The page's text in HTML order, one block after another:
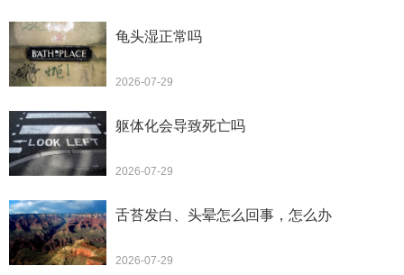
龟头湿正常吗
2026-07-29
躯体化会导致死亡吗
2026-07-29
舌苔发白、头晕怎么回事，怎么办
2026-07-29